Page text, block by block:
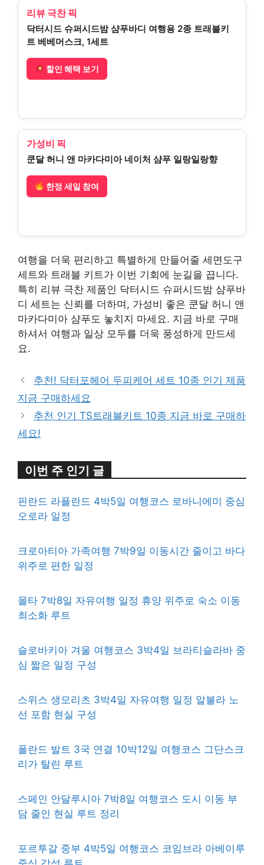
리뷰 극찬 픽
닥터시드 슈퍼시드밤 샴푸바디 여행용 2종 트래블키
트 베베머스크, 1세트
할인 혜택 보기
가성비 픽
쿤달 허니 앤 마카다미아 네이처 샴푸 일랑일랑향
한정 세일 참여
여행을 더욱 편리하고 특별하게 만들어줄 세면도구
세트와 트래블 키트가 이번 기회에 눈길을 끕니다.
특히 리뷰 극찬 제품인 닥터시드 슈퍼시드밤 샴푸바
디 세트는 신뢰를 더하며, 가성비 좋은 쿤달 허니 앤
마카다미아 샴푸도 놓치지 마세요. 지금 바로 구매
하셔서 여행과 일상 모두를 더욱 풍성하게 만드세
요.
추천! 닥터포헤어 두피케어 세트 10종 인기 제품
지금 구매하세요
추천 인기 TS트래블키트 10종 지금 바로 구매하
세요!
이번 주 인기 글
핀란드 라플란드 4박5일 여행코스 로바니에미 중심
오로라 일정
크로아티아 가족여행 7박9일 이동시간 줄이고 바다
위주로 편한 일정
몰타 7박8일 자유여행 일정 휴양 위주로 숙소 이동
최소화 루트
슬로바키아 겨울 여행코스 3박4일 브라티슬라바 중
심 짧은 일정 구성
스위스 생모리츠 3박4일 자유여행 일정 알불라 노
선 포함 현실 구성
폴란드 발트 3국 연결 10박12일 여행코스 그단스크
리가 탈린 루트
스페인 안달루시아 7박8일 여행코스 도시 이동 부
담 줄인 현실 루트 정리
포르투갈 중부 4박5일 여행코스 코임브라 아베이루